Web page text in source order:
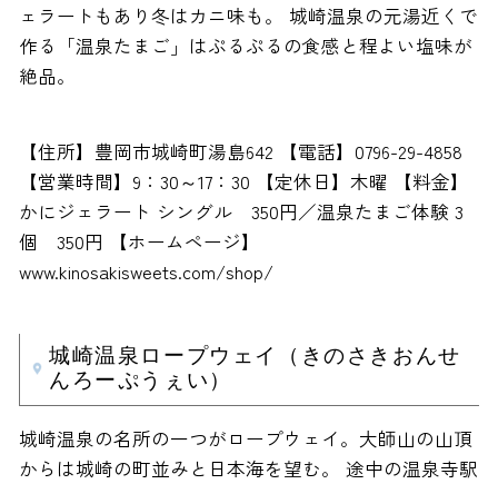
ェラートもあり冬はカニ味も。 城崎温泉の元湯近くで
作る「温泉たまご」はぷるぷるの食感と程よい塩味が
絶品。
【住所】豊岡市城崎町湯島642 【電話】0796-29-4858
【営業時間】9：30～17：30 【定休日】木曜 【料金】
かにジェラート シングル 350円／温泉たまご体験 3
個 350円 【ホームページ】
www.kinosakisweets.com/shop/
城崎温泉ロープウェイ（きのさきおんせ
んろーぷうぇい）
城崎温泉の名所の一つがロープウェイ。大師山の山頂
からは城崎の町並みと日本海を望む。 途中の温泉寺駅